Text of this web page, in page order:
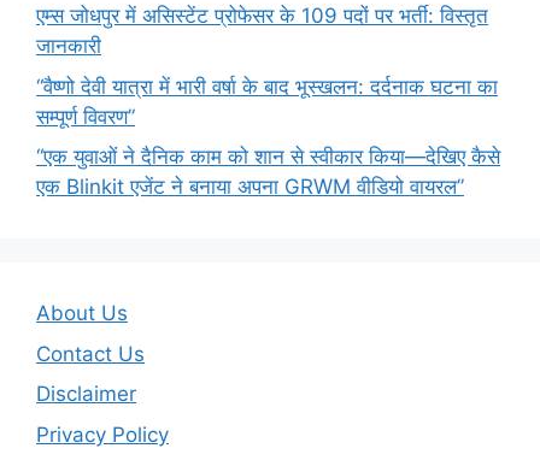
एम्स जोधपुर में असिस्टेंट प्रोफेसर के 109 पदों पर भर्ती: विस्तृत
जानकारी
“वैष्णो देवी यात्रा में भारी वर्षा के बाद भूस्खलन: दर्दनाक घटना का
सम्पूर्ण विवरण”
“एक युवाओं ने दैनिक काम को शान से स्वीकार किया—देखिए कैसे
एक Blinkit एजेंट ने बनाया अपना GRWM वीडियो वायरल”
About Us
Contact Us
Disclaimer
Privacy Policy